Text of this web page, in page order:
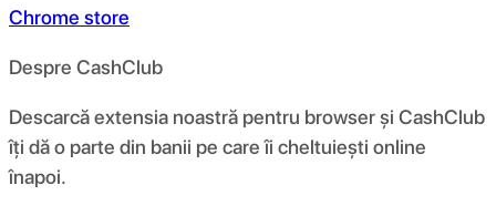
Chrome store
Despre CashClub
Descarcă extensia noastră pentru browser și CashClub
îți dă o parte din banii pe care îi cheltuiești online
înapoi.